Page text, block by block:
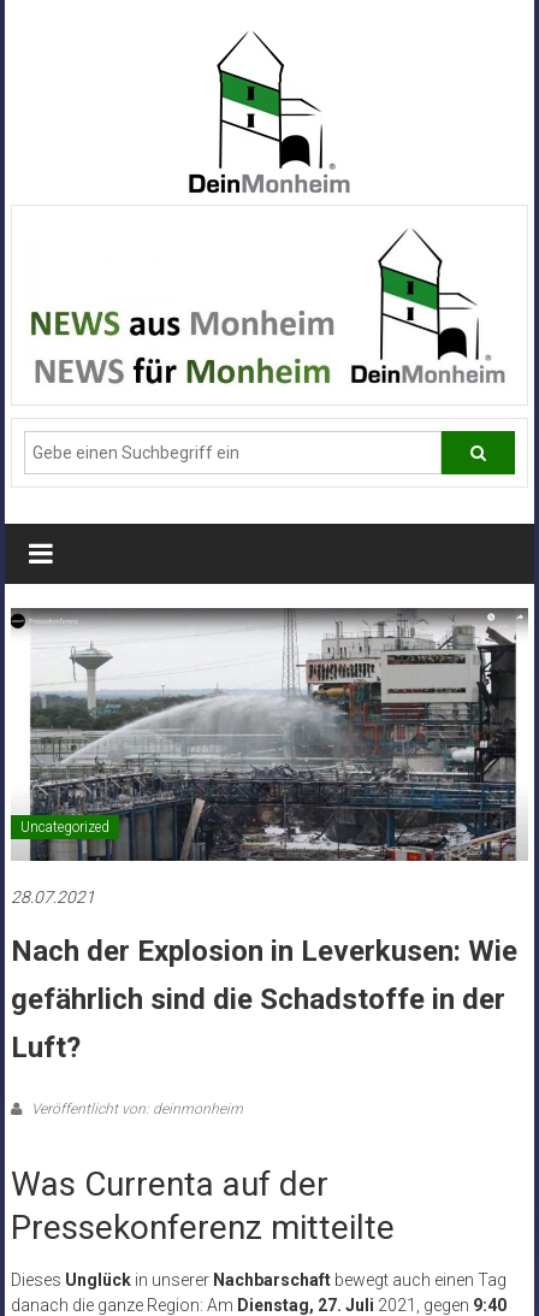
Alle
News
aus
Deiner
Stadt
Monheim
Uncategorized
28.07.2021
Nach der Explosion in Leverkusen: Wie
gefährlich sind die Schadstoffe in der
Luft?
Veröffentlicht von: deinmonheim
Was Currenta auf der
Pressekonferenz mitteilte
Dieses Unglückin unserer Nachbarschaftbewegt auch einen Tag
danach die ganze Region: Am Dienstag, 27. Juli 2021, gegen 9:40